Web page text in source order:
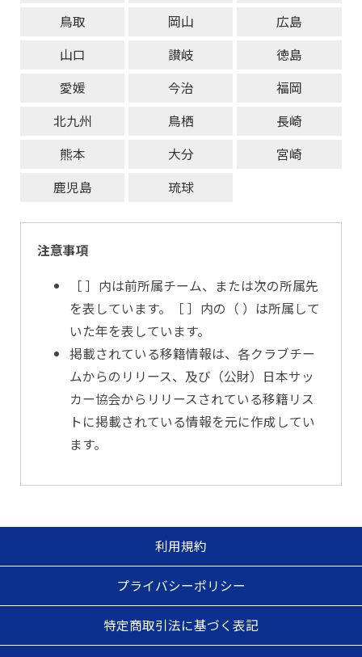
鳥取
岡山
広島
山口
讃岐
徳島
愛媛
今治
福岡
北九州
鳥栖
長崎
熊本
大分
宮崎
鹿児島
琉球
注意事項
［ ］内は前所属チーム、または次の所属先
を表しています。［ ］内の（ ）は所属して
いた年を表しています。
掲載されている移籍情報は、各クラブチー
ムからのリリース、及び（公財）日本サッ
カー協会からリリースされている移籍リス
トに掲載されている情報を元に作成してい
ます。
利用規約
プライバシーポリシー
特定商取引法に基づく表記